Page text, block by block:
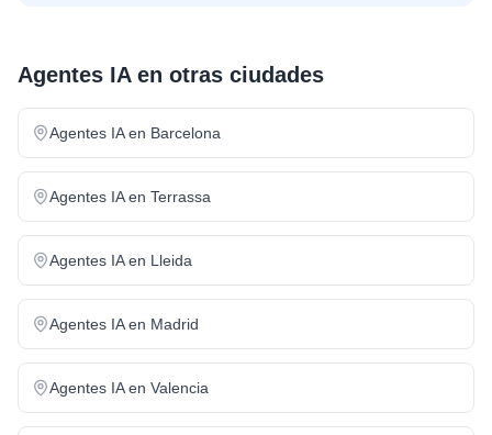
Agentes IAen otras ciudades
Agentes IAen Barcelona
Agentes IAen Terrassa
Agentes IAen Lleida
Agentes IAen Madrid
Agentes IAen Valencia